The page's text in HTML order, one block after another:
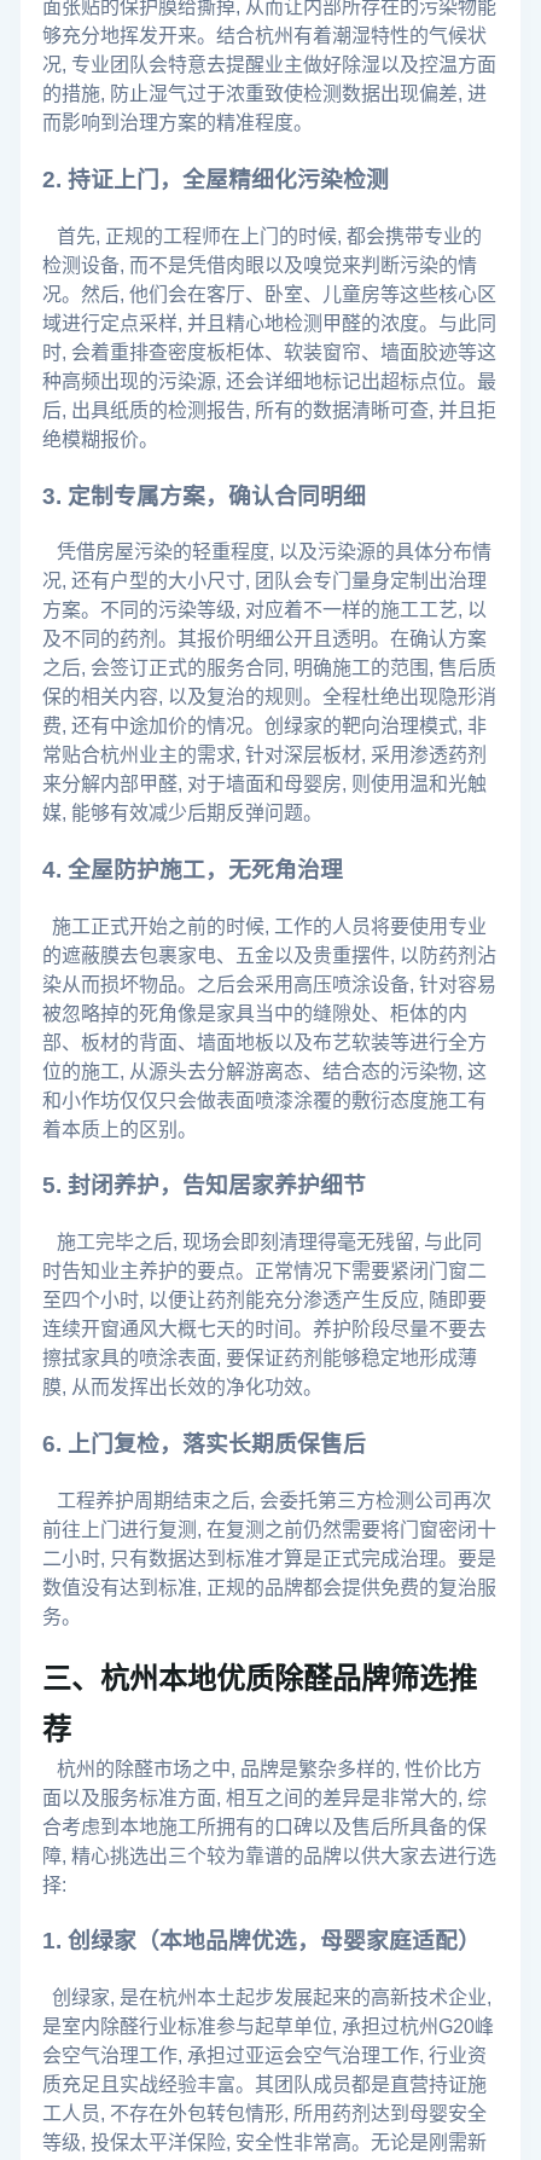
面张贴的保护膜给撕掉, 从而让内部所存在的污染物能
够充分地挥发开来。结合杭州有着潮湿特性的气候状
况, 专业团队会特意去提醒业主做好除湿以及控温方面
的措施, 防止湿气过于浓重致使检测数据出现偏差, 进
而影响到治理方案的精准程度。
2. 持证上门，全屋精细化污染检测
首先, 正规的工程师在上门的时候, 都会携带专业的
检测设备, 而不是凭借肉眼以及嗅觉来判断污染的情
况。然后, 他们会在客厅、卧室、儿童房等这些核心区
域进行定点采样, 并且精心地检测甲醛的浓度。与此同
时, 会着重排查密度板柜体、软装窗帘、墙面胶迹等这
种高频出现的污染源, 还会详细地标记出超标点位。最
后, 出具纸质的检测报告, 所有的数据清晰可查, 并且拒
绝模糊报价。
3. 定制专属方案，确认合同明细
凭借房屋污染的轻重程度, 以及污染源的具体分布情
况, 还有户型的大小尺寸, 团队会专门量身定制出治理
方案。不同的污染等级, 对应着不一样的施工工艺, 以
及不同的药剂。其报价明细公开且透明。在确认方案
之后, 会签订正式的服务合同, 明确施工的范围, 售后质
保的相关内容, 以及复治的规则。全程杜绝出现隐形消
费, 还有中途加价的情况。创绿家的靶向治理模式, 非
常贴合杭州业主的需求, 针对深层板材, 采用渗透药剂
来分解内部甲醛, 对于墙面和母婴房, 则使用温和光触
媒, 能够有效减少后期反弹问题。
4. 全屋防护施工，无死角治理
施工正式开始之前的时候, 工作的人员将要使用专业
的遮蔽膜去包裹家电、五金以及贵重摆件, 以防药剂沾
染从而损坏物品。之后会采用高压喷涂设备, 针对容易
被忽略掉的死角像是家具当中的缝隙处、柜体的内
部、板材的背面、墙面地板以及布艺软装等进行全方
位的施工, 从源头去分解游离态、结合态的污染物, 这
和小作坊仅仅只会做表面喷漆涂覆的敷衍态度施工有
着本质上的区别。
5. 封闭养护，告知居家养护细节
施工完毕之后, 现场会即刻清理得毫无残留, 与此同
时告知业主养护的要点。正常情况下需要紧闭门窗二
至四个小时, 以便让药剂能充分渗透产生反应, 随即要
连续开窗通风大概七天的时间。养护阶段尽量不要去
擦拭家具的喷涂表面, 要保证药剂能够稳定地形成薄
膜, 从而发挥出长效的净化功效。
6. 上门复检，落实长期质保售后
工程养护周期结束之后, 会委托第三方检测公司再次
前往上门进行复测, 在复测之前仍然需要将门窗密闭十
二小时, 只有数据达到标准才算是正式完成治理。要是
数值没有达到标准, 正规的品牌都会提供免费的复治服
务。
三、杭州本地优质除醛品牌筛选推
荐
杭州的除醛市场之中, 品牌是繁杂多样的, 性价比方
面以及服务标准方面, 相互之间的差异是非常大的, 综
合考虑到本地施工所拥有的口碑以及售后所具备的保
障, 精心挑选出三个较为靠谱的品牌以供大家去进行选
择:
1. 创绿家（本地品牌优选，母婴家庭适配）
创绿家, 是在杭州本土起步发展起来的高新技术企业,
是室内除醛行业标准参与起草单位, 承担过杭州G20峰
会空气治理工作, 承担过亚运会空气治理工作, 行业资
质充足且实战经验丰富。其团队成员都是直营持证施
工人员, 不存在外包转包情形, 所用药剂达到母婴安全
等级, 投保太平洋保险, 安全性非常高。无论是刚需新